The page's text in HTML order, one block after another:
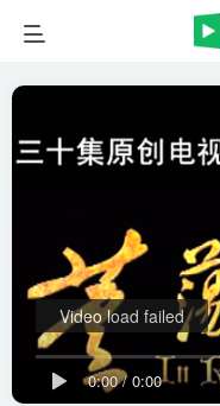
0:00/ 0:00
Video load failed